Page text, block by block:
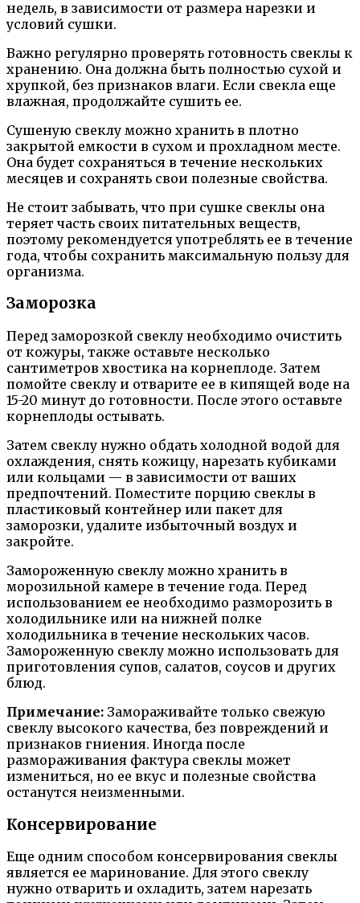
недель, в зависимости от размера нарезки и
условий сушки.
Важно регулярно проверять готовность свеклы к
хранению. Она должна быть полностью сухой и
хрупкой, без признаков влаги. Если свекла еще
влажная, продолжайте сушить ее.
Сушеную свеклу можно хранить в плотно
закрытой емкости в сухом и прохладном месте.
Она будет сохраняться в течение нескольких
месяцев и сохранять свои полезные свойства.
Не стоит забывать, что при сушке свеклы она
теряет часть своих питательных веществ,
поэтому рекомендуется употреблять ее в течение
года, чтобы сохранить максимальную пользу для
организма.
Заморозка
Перед заморозкой свеклу необходимо очистить
от кожуры, также оставьте несколько
сантиметров хвостика на корнеплоде. Затем
помойте свеклу и отварите ее в кипящей воде на
15-20 минут до готовности. После этого оставьте
корнеплоды остывать.
Затем свеклу нужно обдать холодной водой для
охлаждения, снять кожицу, нарезать кубиками
или кольцами — в зависимости от ваших
предпочтений. Поместите порцию свеклы в
пластиковый контейнер или пакет для
заморозки, удалите избыточный воздух и
закройте.
Замороженную свеклу можно хранить в
морозильной камере в течение года. Перед
использованием ее необходимо разморозить в
холодильнике или на нижней полке
холодильника в течение нескольких часов.
Замороженную свеклу можно использовать для
приготовления супов, салатов, соусов и других
блюд.
Примечание: Замораживайте только свежую
свеклу высокого качества, без повреждений и
признаков гниения. Иногда после
размораживания фактура свеклы может
измениться, но ее вкус и полезные свойства
останутся неизменными.
Консервирование
Еще одним способом консервирования свеклы
является ее маринование. Для этого свеклу
нужно отварить и охладить, затем нарезать